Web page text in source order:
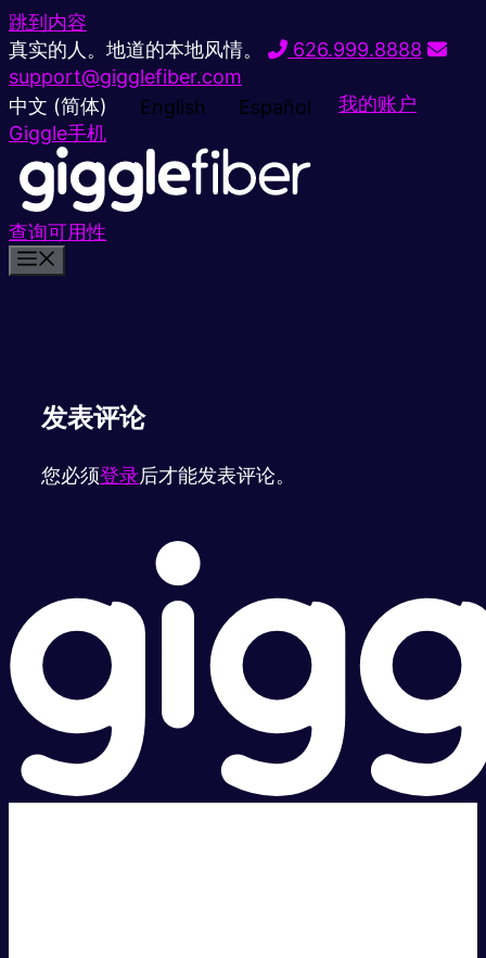
跳到内容
真实的人。地道的本地风情。
626.999.8888
support@gigglefiber.com
中文 (简体)
English Español
我的账户
Giggle手机
查询可用性
发表评论
您必须登录后才能发表评论。